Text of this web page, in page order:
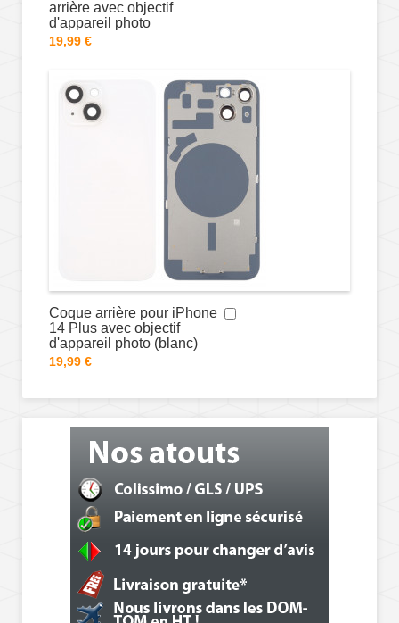
arrière avec objectif
d'appareil photo
19,99 €
Coque arrière pour iPhone
14 Plus avec objectif
d'appareil photo (blanc)
19,99 €